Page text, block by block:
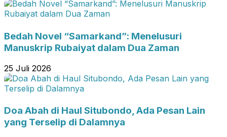
Bedah Novel “Samarkand”: Menelusuri
Manuskrip Rubaiyat dalam Dua Zaman
25 Juli 2026
Doa Abah di Haul Situbondo, Ada Pesan Lain
yang Terselip di Dalamnya